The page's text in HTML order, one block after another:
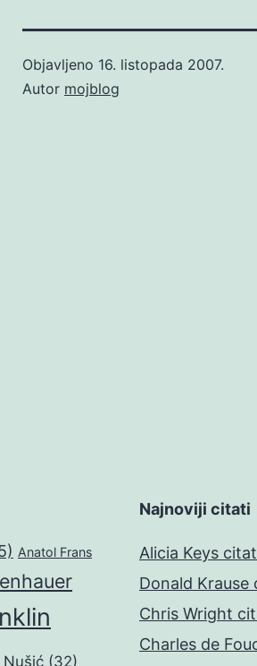
Objavljeno 16. listopada 2007.
Autor mojblog
Anatol Frans
Nušić (32)
Najnoviji citati
Alicia Keys citat
Donald Krause
Chris Wright
Charles de